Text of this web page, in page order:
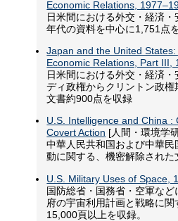
Economic Relations,
日米間における外交・経済
年代の資料を中心に1,751点
Japan and the United
Economic Relations, Part III,
日米間における外交・経済
ディ政権からクリントン政
文書約900点を収録
U.S. Intelligence and China :
Covert Action [人間・環境学
中華人民共和国および中華
動に関する、機密解除された
U.S. Military Uses of Space,
国防総省・国務省・空軍な
府の宇宙利用計画と戦略に関
15,000頁以上を収録。